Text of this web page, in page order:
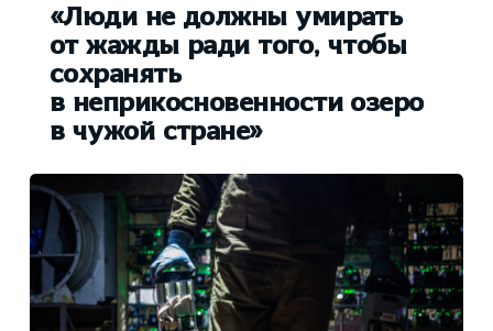
«Люди не должны умирать
от жажды ради того, чтобы
сохранять
в неприкосновенности озеро
в чужой стране»